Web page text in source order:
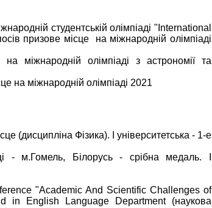
студентській олімпіаді "International
призове місце на міжнародній олімпіаді
міжнародній олімпіаді з астрономії та
на міжнародній олімпіаді 2021
(дисципліна Фізика). І університетська - 1-е
- м.Гомель, Білорусь - срібна медаль. І
"Academic And Scientific Challenges of
English Language Department (наукова